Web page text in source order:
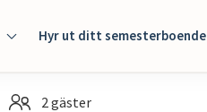
Hyr ut ditt semesterboende
2 gäster